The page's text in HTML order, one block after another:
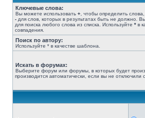
Ключевые слова:
Вы можете использовать + , чтобы определить
- для слов, которых в результатах быть не должно.
для поиска любого слова из списка. Используйте * в
совпадения.
Поиск по автору:
Используйте * в качестве шаблона.
Искать в форумах:
Выберите форум или форумы, в которых будет
производится автоматически, если вы не